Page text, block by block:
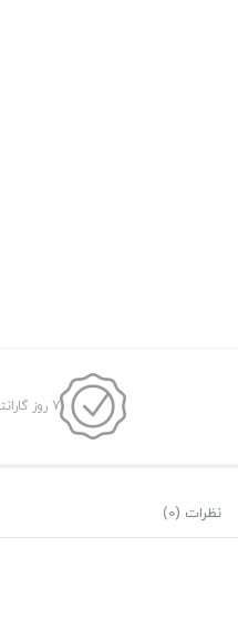
7 روز گارانتی بازگشت وجه
نظرات (0)